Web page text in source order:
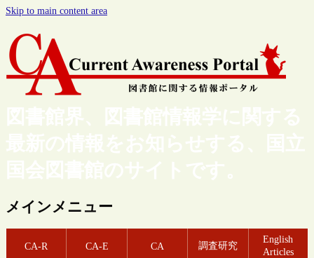
Skip to main content area
図書館界、図書館情報学に関する
最新の情報をお知らせする、国立
国会図書館のサイトです。
メインメニュー
CA-R CA-E CA 調査研究
English
Articles